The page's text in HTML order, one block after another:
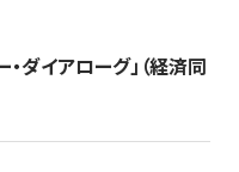
ダイアローグ」（経済同